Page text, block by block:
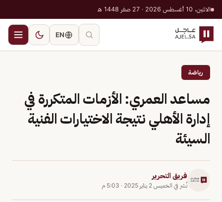
الاثنين، 10 أغسطس 2026 · 27 صفر 1448 هـ
EN
رياضة
مساعد العمري: الأزمات المتكررة في
إدارة الأهلي نتيجة الاختيارات الفنية
السيئة
فريق التحرير
نُشر في الخميس 2 يناير 2025 · 5:03 م